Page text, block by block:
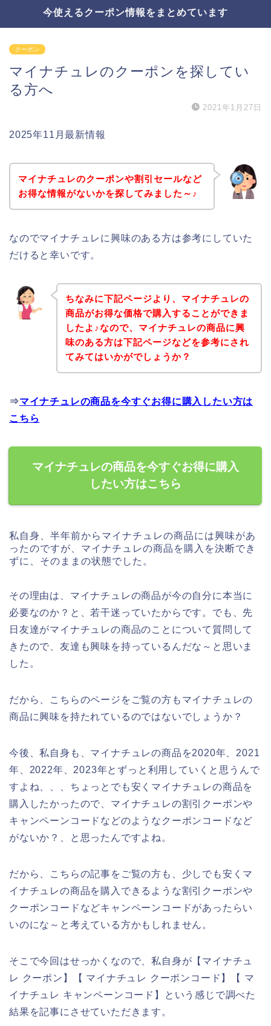
今使えるクーポン情報をまとめています
クーポン
マイナチュレのクーポンを探してい
る方へ
2021年1月27日
2025年11月最新情報
マイナチュレのクーポンや割引セールなど
お得な情報がないかを探してみました～♪
なのでマイナチュレに興味のある方は参考にしていた
だけると幸いです。
ちなみに下記ページより、マイナチュレの
商品がお得な価格で購入することができま
したよ♪なので、マイナチュレの商品に興
味のある方は下記ページなどを参考にされ
てみてはいかがでしょうか？
⇒マイナチュレの商品を今すぐお得に購入したい方は
こちら
マイナチュレの商品を今すぐお得に購入
したい方はこちら
私自身、半年前からマイナチュレの商品には興味があ
ったのですが、マイナチュレの商品を購入を決断でき
ずに、そのままの状態でした。
その理由は、マイナチュレの商品が今の自分に本当に
必要なのか？と、若干迷っていたからです。でも、先
日友達がマイナチュレの商品のことについて質問して
きたので、友達も興味を持っているんだな～と思いま
した。
だから、こちらのページをご覧の方もマイナチュレの
商品に興味を持たれているのではないでしょうか？
今後、私自身も、マイナチュレの商品を2020年、2021
年、2022年、2023年とずっと利用していくと思うんで
すよね、、、ちょっとでも安くマイナチュレの商品を
購入したかったので、マイナチュレの割引クーポンや
キャンペーンコードなどのようなクーポンコードなど
がないか？、と思ったんですよね。
だから、こちらの記事をご覧の方も、少しでも安くマ
イナチュレの商品を購入できるような割引クーポンや
クーポンコードなどキャンペーンコードがあったらい
いのにな～と考えている方かもしれません。
そこで今回はせっかくなので、私自身が【マイナチュ
レ クーポン】【 マイナチュレ クーポンコード】【 マ
イナチュレ キャンペーンコード】という感じで調べた
結果を記事にさせていただきます。